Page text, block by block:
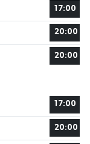
17:00
20:00
20:00
17:00
20:00